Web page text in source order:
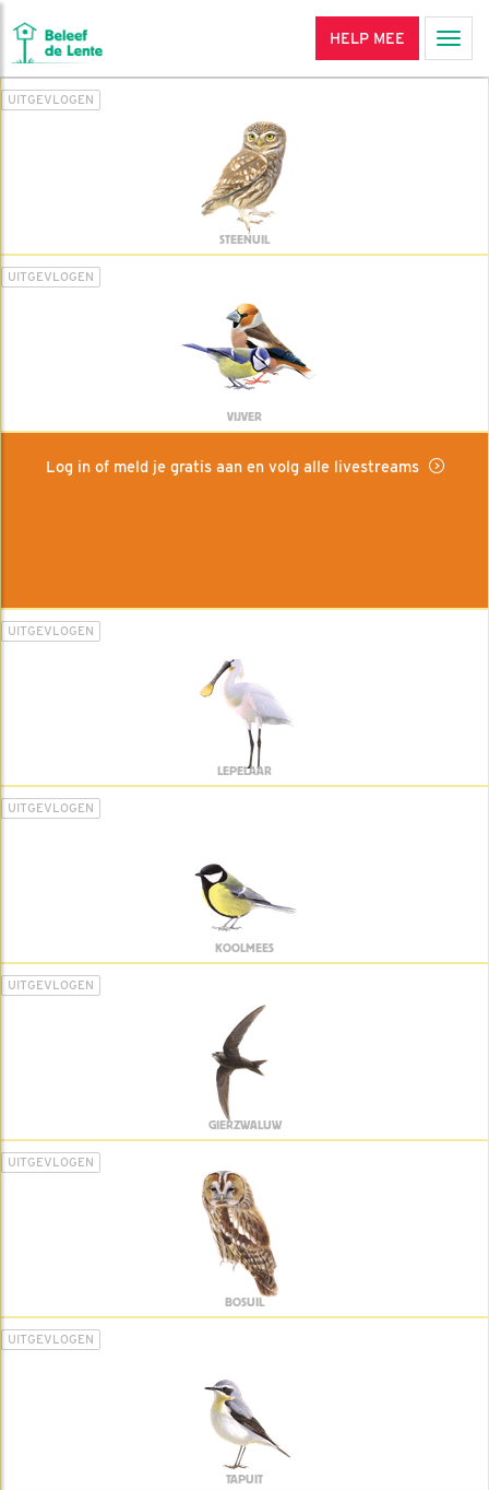
HELP MEE
UITGEVLOGEN
STEENUIL
UITGEVLOGEN
VIJVER
Log in of meld je gratis aan en volg alle livestreams
UITGEVLOGEN
LEPELAAR
UITGEVLOGEN
KOOLMEES
UITGEVLOGEN
GIERZWALUW
UITGEVLOGEN
BOSUIL
UITGEVLOGEN
TAPUIT